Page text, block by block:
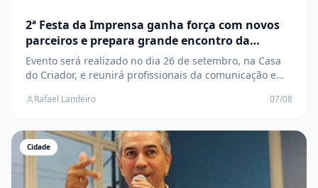
2ª Festa da Imprensa ganha força com novos
parceiros e prepara grande encontro da
comunicação em Três Lagoas
Evento será realizado no dia 26 de setembro, na Casa
do Criador, e reunirá profissionais da comunicação em
valorização da imprensa
Rafael Landeiro 07/08
Cidade